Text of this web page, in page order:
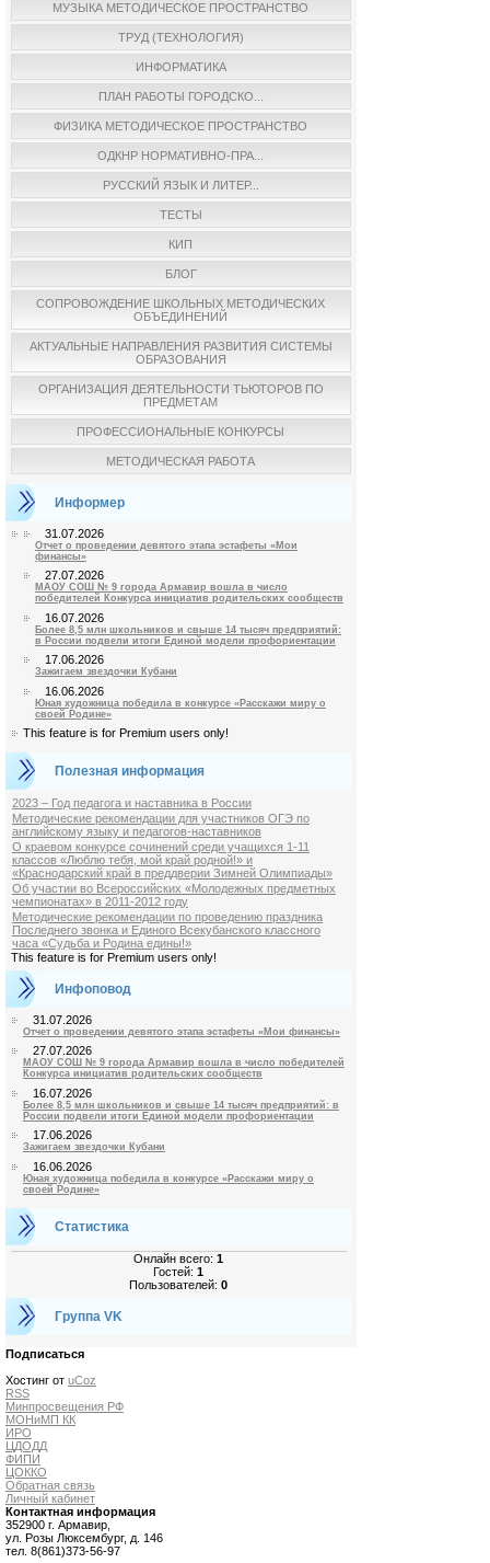
МУЗЫКА МЕТОДИЧЕСКОЕ ПРОСТРАНСТВО
ТРУД (ТЕХНОЛОГИЯ)
ИНФОРМАТИКА
ПЛАН РАБОТЫ ГОРОДСКО...
ФИЗИКА МЕТОДИЧЕСКОЕ ПРОСТРАНСТВО
ОДКНР НОРМАТИВНО-ПРА...
РУССКИЙ ЯЗЫК И ЛИТЕР...
ТЕСТЫ
КИП
БЛОГ
СОПРОВОЖДЕНИЕ ШКОЛЬНЫХ МЕТОДИЧЕСКИХ
ОБЪЕДИНЕНИЙ
АКТУАЛЬНЫЕ НАПРАВЛЕНИЯ РАЗВИТИЯ СИСТЕМЫ
ОБРАЗОВАНИЯ
ОРГАНИЗАЦИЯ ДЕЯТЕЛЬНОСТИ ТЬЮТОРОВ ПО
ПРЕДМЕТАМ
ПРОФЕССИОНАЛЬНЫЕ КОНКУРСЫ
МЕТОДИЧЕСКАЯ РАБОТА
Информер
31.07.2026
Отчет о проведении девятого этапа эстафеты «Мои
финансы»
27.07.2026
МАОУ СОШ № 9 города Армавир вошла в число
победителей Конкурса инициатив родительских сообществ
16.07.2026
Более 8,5 млн школьников и свыше 14 тысяч предприятий:
в России подвели итоги Единой модели профориентации
17.06.2026
Зажигаем звездочки Кубани
16.06.2026
Юная художница победила в конкурсе «Расскажи миру о
своей Родине»
This feature is for Premium users only!
Полезная информация
2023 – Год педагога и наставника в России
Методические рекомендации для участников ОГЭ по
английскому языку и педагогов-наставников
О краевом конкурсе сочинений среди учащихся 1-11
классов «Люблю тебя, мой край родной!» и
«Краснодарский край в преддверии Зимней Олимпиады»
Об участии во Всероссийских «Молодежных предметных
чемпионатах» в 2011-2012 году
Методические рекомендации по проведению праздника
Последнего звонка и Единого Всекубанского классного
часа «Судьба и Родина едины!»
This feature is for Premium users only!
Инфоповод
31.07.2026
Отчет о проведении девятого этапа эстафеты «Мои финансы»
27.07.2026
МАОУ СОШ № 9 города Армавир вошла в число победителей
Конкурса инициатив родительских сообществ
16.07.2026
Более 8,5 млн школьников и свыше 14 тысяч предприятий: в
России подвели итоги Единой модели профориентации
17.06.2026
Зажигаем звездочки Кубани
16.06.2026
Юная художница победила в конкурсе «Расскажи миру о
своей Родине»
Статистика
Онлайн всего:1
Гостей:1
Пользователей:0
Группа VK
Подписаться
Хостинг от uCoz
RSS
Минпросвещения РФ
МОНиМП КК
ИРО
ЦДОДД
ФИПИ
ЦОККО
Обратная связь
Личный кабинет
Контактная информация
352900 г. Армавир,
ул. Розы Люксембург, д. 146
тел. 8(861)373-56-97